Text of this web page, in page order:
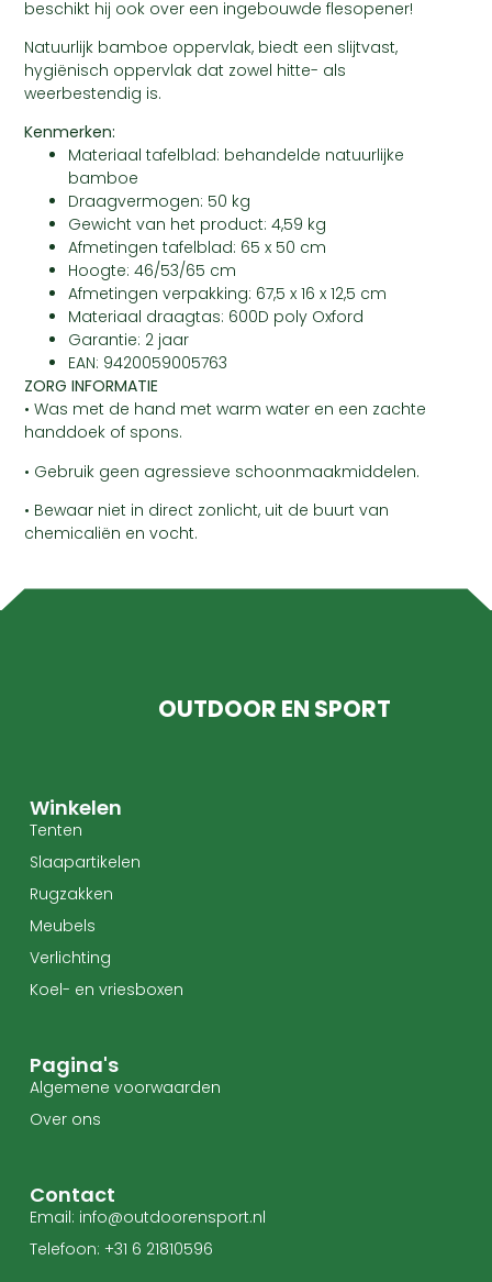
beschikt hij ook over een ingebouwde flesopener!
Natuurlijk bamboe oppervlak, biedt een slijtvast,
hygiënisch oppervlak dat zowel hitte- als
weerbestendig is.
Kenmerken:
Materiaal tafelblad: behandelde natuurlijke
bamboe
Draagvermogen: 50 kg
Gewicht van het product: 4,59 kg
Afmetingen tafelblad: 65 x 50 cm
Hoogte: 46/53/65 cm
Afmetingen verpakking: 67,5 x 16 x 12,5 cm
Materiaal draagtas: 600D poly Oxford
Garantie: 2 jaar
EAN: 9420059005763
ZORG INFORMATIE
• Was met de hand met warm water en een zachte
handdoek of spons.
• Gebruik geen agressieve schoonmaakmiddelen.
• Bewaar niet in direct zonlicht, uit de buurt van
chemicaliën en vocht.
OUTDOOR EN SPORT
Winkelen
Tenten
Slaapartikelen
Rugzakken
Meubels
Verlichting
Koel- en vriesboxen
Pagina's
Algemene voorwaarden
Over ons
Contact
Email: info@outdoorensport.nl
Telefoon: +31 6 21810596